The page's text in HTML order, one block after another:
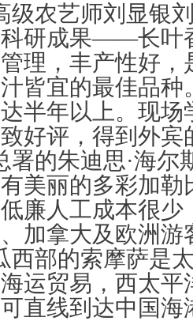
级农艺师刘显银
研成果——长叶
理，丰产性好
汁皆宜的最佳品
半年以上。现场
好评，得到外宾
署的朱迪思·海尔
美丽的多彩加勒
廉人工成本很少
加拿大及欧洲游
西部的索摩萨是
运贸易，西太平
直线到达中国海